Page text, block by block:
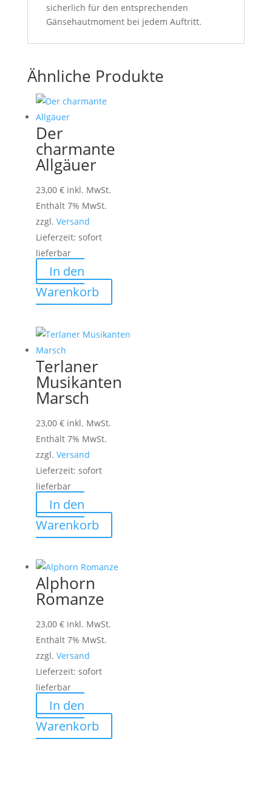
sicherlich für den entsprechenden
Gänsehautmoment bei jedem Auftritt.
Ähnliche Produkte
Der
charmante
Allgäuer
23,00 € inkl. MwSt.
Enthält 7% MwSt.
zzgl. Versand
Lieferzeit: sofort
lieferbar
In den
Warenkorb
Terlaner
Musikanten
Marsch
23,00 € inkl. MwSt.
Enthält 7% MwSt.
zzgl. Versand
Lieferzeit: sofort
lieferbar
In den
Warenkorb
Alphorn
Romanze
23,00 € inkl. MwSt.
Enthält 7% MwSt.
zzgl. Versand
Lieferzeit: sofort
lieferbar
In den
Warenkorb